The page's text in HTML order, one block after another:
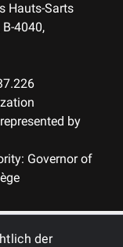
der
Hauts-Sarts
4040,
by
Governor of